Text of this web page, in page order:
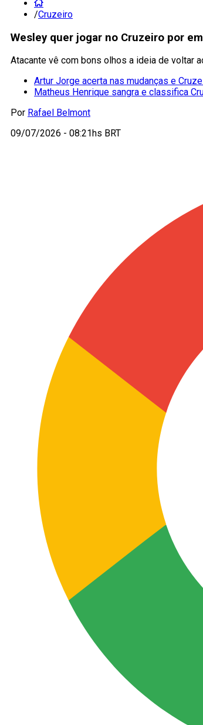
/Cruzeiro
Wesley quer jogar no Cruzeiro por
Atacante vê com bons olhos a ideia de voltar
Artur Jorge acerta nas mudanças e
Matheus Henrique sangra e classifica
Por Rafael Belmont
09/07/2026 - 08:21hs BRT